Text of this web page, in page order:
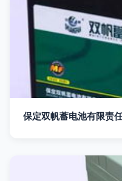
保定双帆蓄电池有限责